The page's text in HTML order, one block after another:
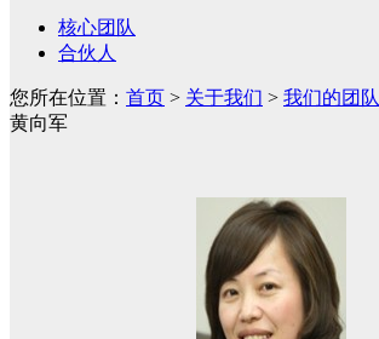
核心团队
合伙人
您所在位置： 首页 > 关于我们 > 我们的团队
黄向军